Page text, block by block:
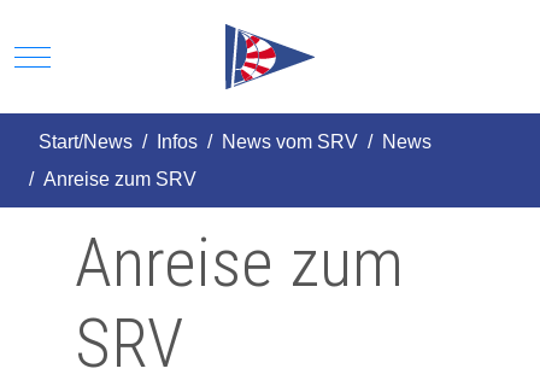
Mobile Menu Toggle
Start/News Infos News vom SRV
News
Anreise zum SRV
Anreise zum
SRV